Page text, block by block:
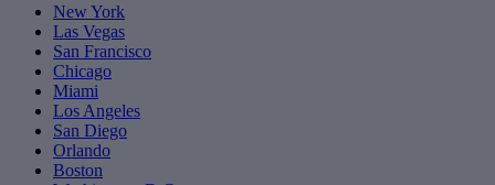
New York
Las Vegas
San Francisco
Chicago
Miami
Los Angeles
San Diego
Orlando
Boston